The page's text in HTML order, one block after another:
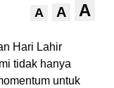
A A A
Hari Lahir
tidak hanya
untuk